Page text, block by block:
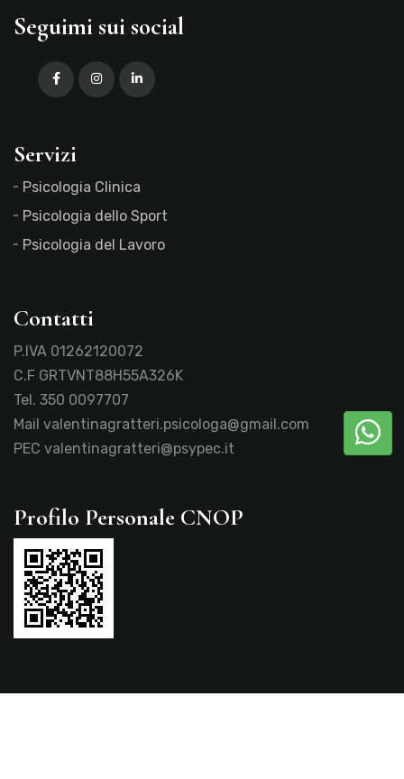
Seguimi sui social
Servizi
Psicologia Clinica
Psicologia dello Sport
Psicologia del Lavoro
Contatti
P.IVA 01262120072
C.F GRTVNT88H55A326K
Tel. 350 0097707
Mail valentinagratteri.psicologa@gmail.com
PEC valentinagratteri@psypec.it
Profilo Personale CNOP